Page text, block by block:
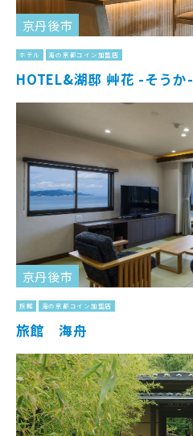
京丹後市
ホテル 海の京都コイン加盟店
HOTEL&湖邸 艸花 -そうか-
京丹後市
旅館 海の京都コイン加盟店
旅館 海舟